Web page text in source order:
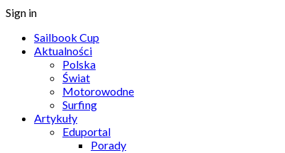
Sign in
Sailbook Cup
Aktualności
Polska
Świat
Motorowodne
Surfing
Artykuły
Eduportal
Porady